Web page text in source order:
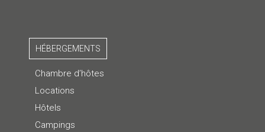
HÉBERGEMENTS
Chambre d’hôtes
Locations
Hôtels
Campings